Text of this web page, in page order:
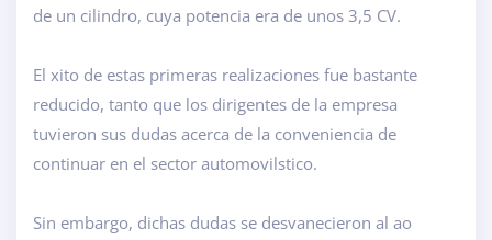
de un cilindro, cuya potencia era de unos 3,5 CV.
El xito de estas primeras realizaciones fue bastante
reducido, tanto que los dirigentes de la empresa
tuvieron sus dudas acerca de la conveniencia de
continuar en el sector automovilstico.
Sin embargo, dichas dudas se desvanecieron al ao